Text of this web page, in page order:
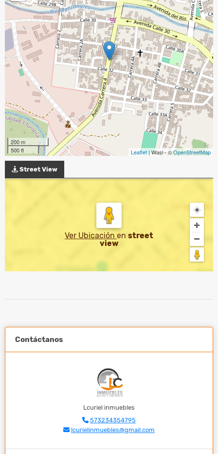
200 m
500 ft
Leaflet| Wasi - ©OpenStreetMap
Street View
Ver Ubicación en street
view
Contáctanos
Lcuriel inmuebles
573234354795
lcurielinmuebles@gmail.com